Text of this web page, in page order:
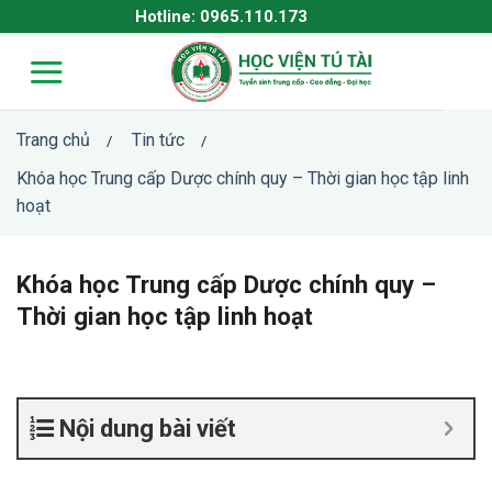
to
content
Hotline: 0965.110.173
Trang chủ / Tin tức /
Khóa học Trung cấp Dược chính quy – Thời gian học tập linh
hoạt
Khóa học Trung cấp Dược chính quy –
Thời gian học tập linh hoạt
Nội dung bài viết